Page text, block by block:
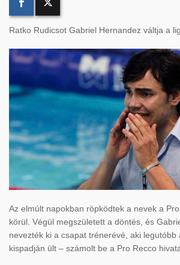
Ratko Rudicsot Gabriel Hernandez váltja a
Az elmúlt napokban röpködtek a nevek a
körül. Végül megszületett a döntés, és
nevezték ki a csapat trénerévé, aki legutóbb
kispadján ült – számolt be a Pro Recco